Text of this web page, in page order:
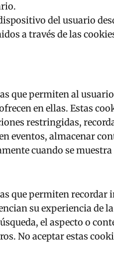
del usuario
a través de las
que permiten al
en ellas. Estas
restringidas,
eventos, almacenar
cuando se
que permiten
su experiencia de
el aspecto o
No aceptar estas